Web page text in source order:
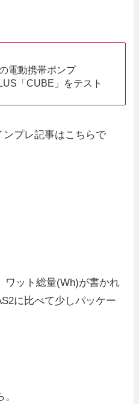
電動携帯ポンプ
「CUBE」をテスト
プレ記事はこちらで
ワット総量(Wh)が書かれ
に比べて少しパッケー